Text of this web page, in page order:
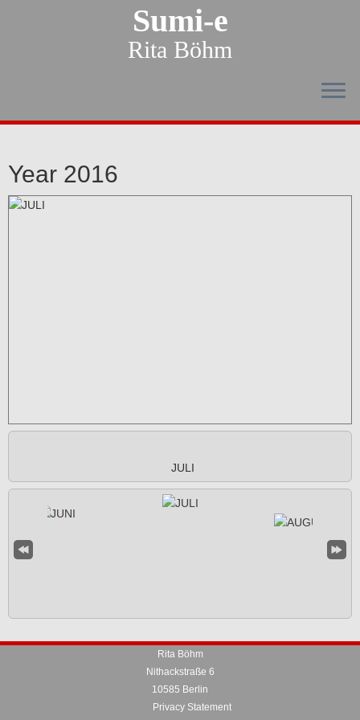
Sumi-e
Rita Böhm
Year 2016
JULI
Rita Böhm
Nithackstraße 6
10585 Berlin
Privacy Statement